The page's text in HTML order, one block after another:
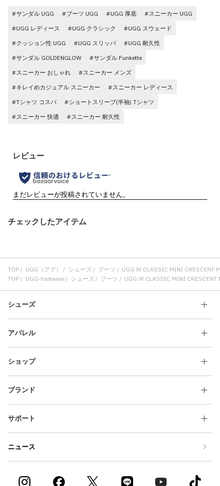
#サンダル UGG #ブーツ UGG #UGG 厚底
#スニーカー UGG
#UGG レディース
#UGG クラシック
#UGG スウェード
#クッション性 UGG
#UGG スリッパ
#UGG 耐久性
#サンダル GOLDENGLOW
#サンダル Funkette
#スニーカー おしゃれ
#スニーカー メンズ
#キレイめカジュアル スニーカー
#スニーカー レディース
#Tシャツ コスパ
#ショートスリーブ(半袖) Tシャツ
#スニーカー 快適
#スニーカー 耐久性
チェックしたアイテム
TOP UGG（アグ） シューズ ブーツ
UGG W CLASSIC MINI CRESCENT
TOP
UGG-footwear シューズ ブーツ UGG W CLASSIC MINI CRESCENT
シューズ
アパレル
ショップ
ブランド
サポート
ニュース